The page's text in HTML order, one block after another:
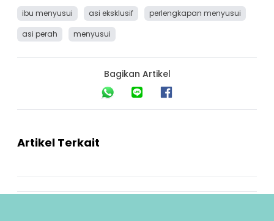
ibu menyusui asi eksklusif
perlengkapan menyusui
asi perah
menyusui
Bagikan Artikel
Artikel Terkait